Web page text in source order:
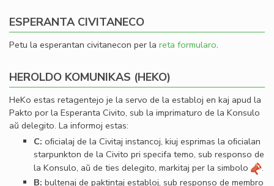
ESPERANTA CIVITANECO
Petu la esperantan civitanecon per la reta formularo.
HEROLDO KOMUNIKAS (HEKO)
HeKo estas retagentejo je la servo de la establoj en kaj apud la
Pakto por la Esperanta Civito, sub la imprimaturo de la Konsulo
aŭ delegito. La informoj estas:
C: oﬁcialaj de la Civitaj instancoj, kiuj esprimas la oﬁcialan
starpunkton de la Civito pri specifa temo, sub responso de
la Konsulo, aŭ de ties delegito, markitaj per la simbolo
.
B: bultenaj de paktintaj establoj, sub responso de membro